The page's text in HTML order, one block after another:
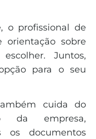
o profissional de
orientação sobre
Juntos,
para o seu
cuida do
da empresa,
os documentos